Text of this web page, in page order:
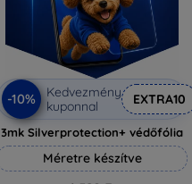
-10%
Kedvezmény
kuponnal
EXTRA10
3mk Silverprotection+ védőfólia
Méretre készítve